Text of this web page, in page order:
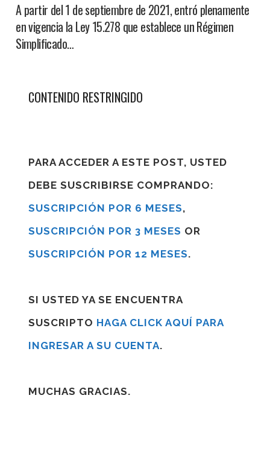
A partir del 1 de septiembre de 2021, entró plenamente
en vigencia la Ley 15.278 que establece un Régimen
Simplificado…
CONTENIDO RESTRINGIDO
PARA ACCEDER A ESTE POST, USTED
DEBE SUSCRIBIRSE COMPRANDO:
SUSCRIPCIÓN POR 6 MESES,
SUSCRIPCIÓN POR 3 MESES OR
SUSCRIPCIÓN POR 12 MESES.
SI USTED YA SE ENCUENTRA
SUSCRIPTO HAGA CLICK AQUÍ PARA
INGRESAR A SU CUENTA.
MUCHAS GRACIAS.